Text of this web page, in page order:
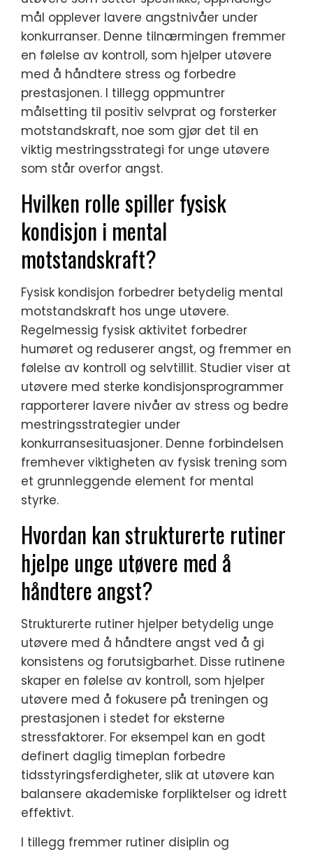
mål opplever lavere angstnivåer under
konkurranser. Denne tilnærmingen fremmer
en følelse av kontroll, som hjelper utøvere
med å håndtere stress og forbedre
prestasjonen. I tillegg oppmuntrer
målsetting til positiv selvprat og forsterker
motstandskraft, noe som gjør det til en
viktig mestringsstrategi for unge utøvere
som står overfor angst.
Hvilken rolle spiller fysisk
kondisjon i mental
motstandskraft?
Fysisk kondisjon forbedrer betydelig mental
motstandskraft hos unge utøvere.
Regelmessig fysisk aktivitet forbedrer
humøret og reduserer angst, og fremmer en
følelse av kontroll og selvtillit. Studier viser at
utøvere med sterke kondisjonsprogrammer
rapporterer lavere nivåer av stress og bedre
mestringsstrategier under
konkurransesituasjoner. Denne forbindelsen
fremhever viktigheten av fysisk trening som
et grunnleggende element for mental
styrke.
Hvordan kan strukturerte rutiner
hjelpe unge utøvere med å
håndtere angst?
Strukturerte rutiner hjelper betydelig unge
utøvere med å håndtere angst ved å gi
konsistens og forutsigbarhet. Disse rutinene
skaper en følelse av kontroll, som hjelper
utøvere med å fokusere på treningen og
prestasjonen i stedet for eksterne
stressfaktorer. For eksempel kan en godt
definert daglig timeplan forbedre
tidsstyringsferdigheter, slik at utøvere kan
balansere akademiske forpliktelser og idrett
effektivt.
I tillegg fremmer rutiner disiplin og